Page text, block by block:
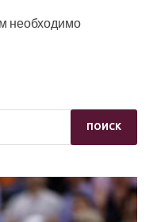
необходимо